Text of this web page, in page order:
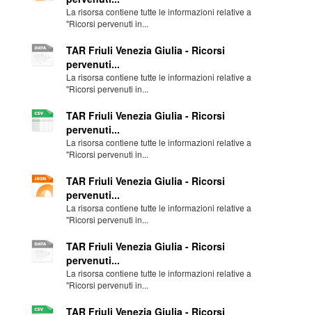
La risorsa contiene tutte le informazioni relative a
"Ricorsi pervenuti in...
TAR Friuli Venezia Giulia - Ricorsi
pervenuti...
La risorsa contiene tutte le informazioni relative a
"Ricorsi pervenuti in...
TAR Friuli Venezia Giulia - Ricorsi
pervenuti...
La risorsa contiene tutte le informazioni relative a
"Ricorsi pervenuti in...
TAR Friuli Venezia Giulia - Ricorsi
pervenuti...
La risorsa contiene tutte le informazioni relative a
"Ricorsi pervenuti in...
TAR Friuli Venezia Giulia - Ricorsi
pervenuti...
La risorsa contiene tutte le informazioni relative a
"Ricorsi pervenuti in...
TAR Friuli Venezia Giulia - Ricorsi